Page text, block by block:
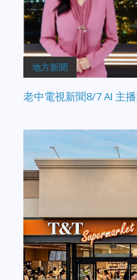
地方新聞
老中電視新聞8/7 AI 主